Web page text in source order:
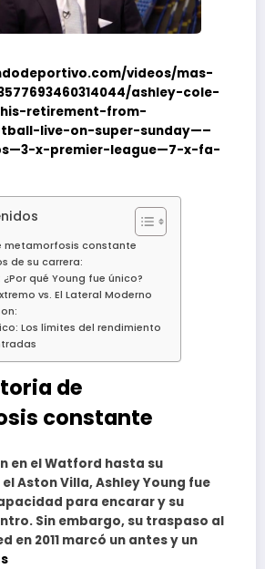
videos/mas-
ashley-cole-
retirement-from-
live-on-super-sunday—–
x-premier-league—7-x-fa-
metamorfosis constante
de su carrera:
qué Young fue único?
vs. El Lateral Moderno
Los límites del rendimiento
de
constante
en el Watford hasta su
Aston Villa, Ashley Young fue
para encarar y su
Sin embargo, su traspaso al
en 2011 marcó un antes y un